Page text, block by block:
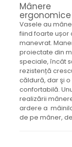
Mânere
ergonomice
Vasele au
fiind foarte ușor
manevrat.
proiectate din
speciale, încât
rezistență
căldură, dar şi o
confortabilă.
realizării
ardere a
de pe mâner,